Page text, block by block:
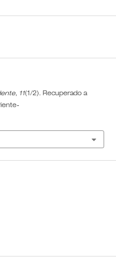
, 11(1/2). Recuperado a